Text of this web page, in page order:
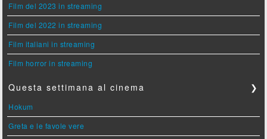
Film del 2023 in streaming
Film del 2022 in streaming
Film italiani in streaming
Film horror in streaming
Questa settimana al cinema ❯
Hokum
Greta e le favole vere